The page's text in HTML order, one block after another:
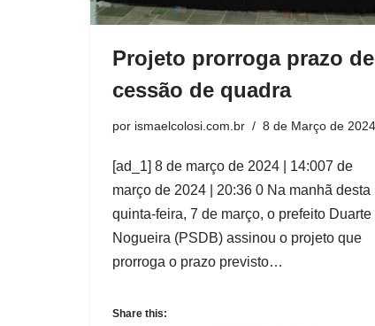
Projeto prorroga prazo de
cessão de quadra
por ismaelcolosi.com.br 8 de Março de 2024
[ad_1] 8 de março de 2024 | 14:007 de
março de 2024 | 20:36 0 Na manhã desta
quinta-feira, 7 de março, o prefeito Duarte
Nogueira (PSDB) assinou o projeto que
prorroga o prazo previsto…
Share this: